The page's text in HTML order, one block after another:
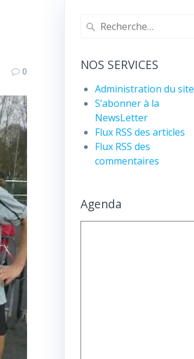
0
Recherche
NOS SERVICES
Administration du site
S’abonner à la
NewsLetter
Flux RSS des articles
Flux RSS des
commentaires
Agenda